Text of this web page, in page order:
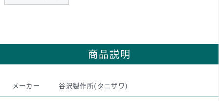
商品説明
メーカー 谷沢製作所(タニザワ)